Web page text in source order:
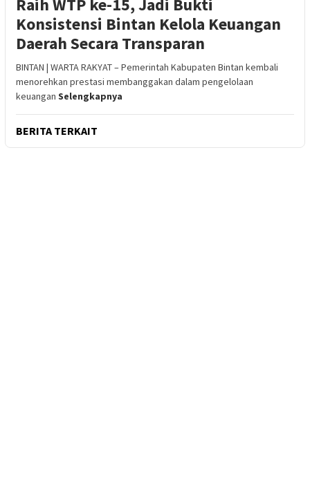
Raih WTP ke-15, Jadi Bukti
Konsistensi Bintan Kelola Keuangan
Daerah Secara Transparan
BINTAN | WARTA RAKYAT – Pemerintah Kabupaten Bintan kembali
menorehkan prestasi membanggakan dalam pengelolaan
keuangan Selengkapnya
BERITA TERKAIT